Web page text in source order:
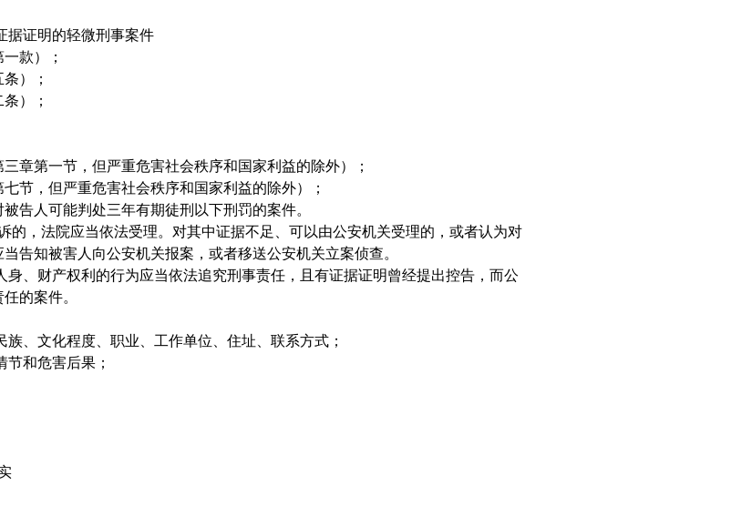
据证明的轻微刑事案件
款）；
）；
）；
章第一节，但严重危害社会秩序和国家利益的除外）；
节，但严重危害社会秩序和国家利益的除外）；
告人可能判处三年有期徒刑以下刑罚的案件。
，法院应当依法受理。对其中证据不足、可以由公安机关受理的，或者认为对
告知被害人向公安机关报案，或者移送公安机关立案侦查。
、财产权利的行为应当依法追究刑事责任，且有证据证明曾经提出控告，而公
的案件。
、文化程度、职业、工作单位、住址、联系方式；
和危害后果；